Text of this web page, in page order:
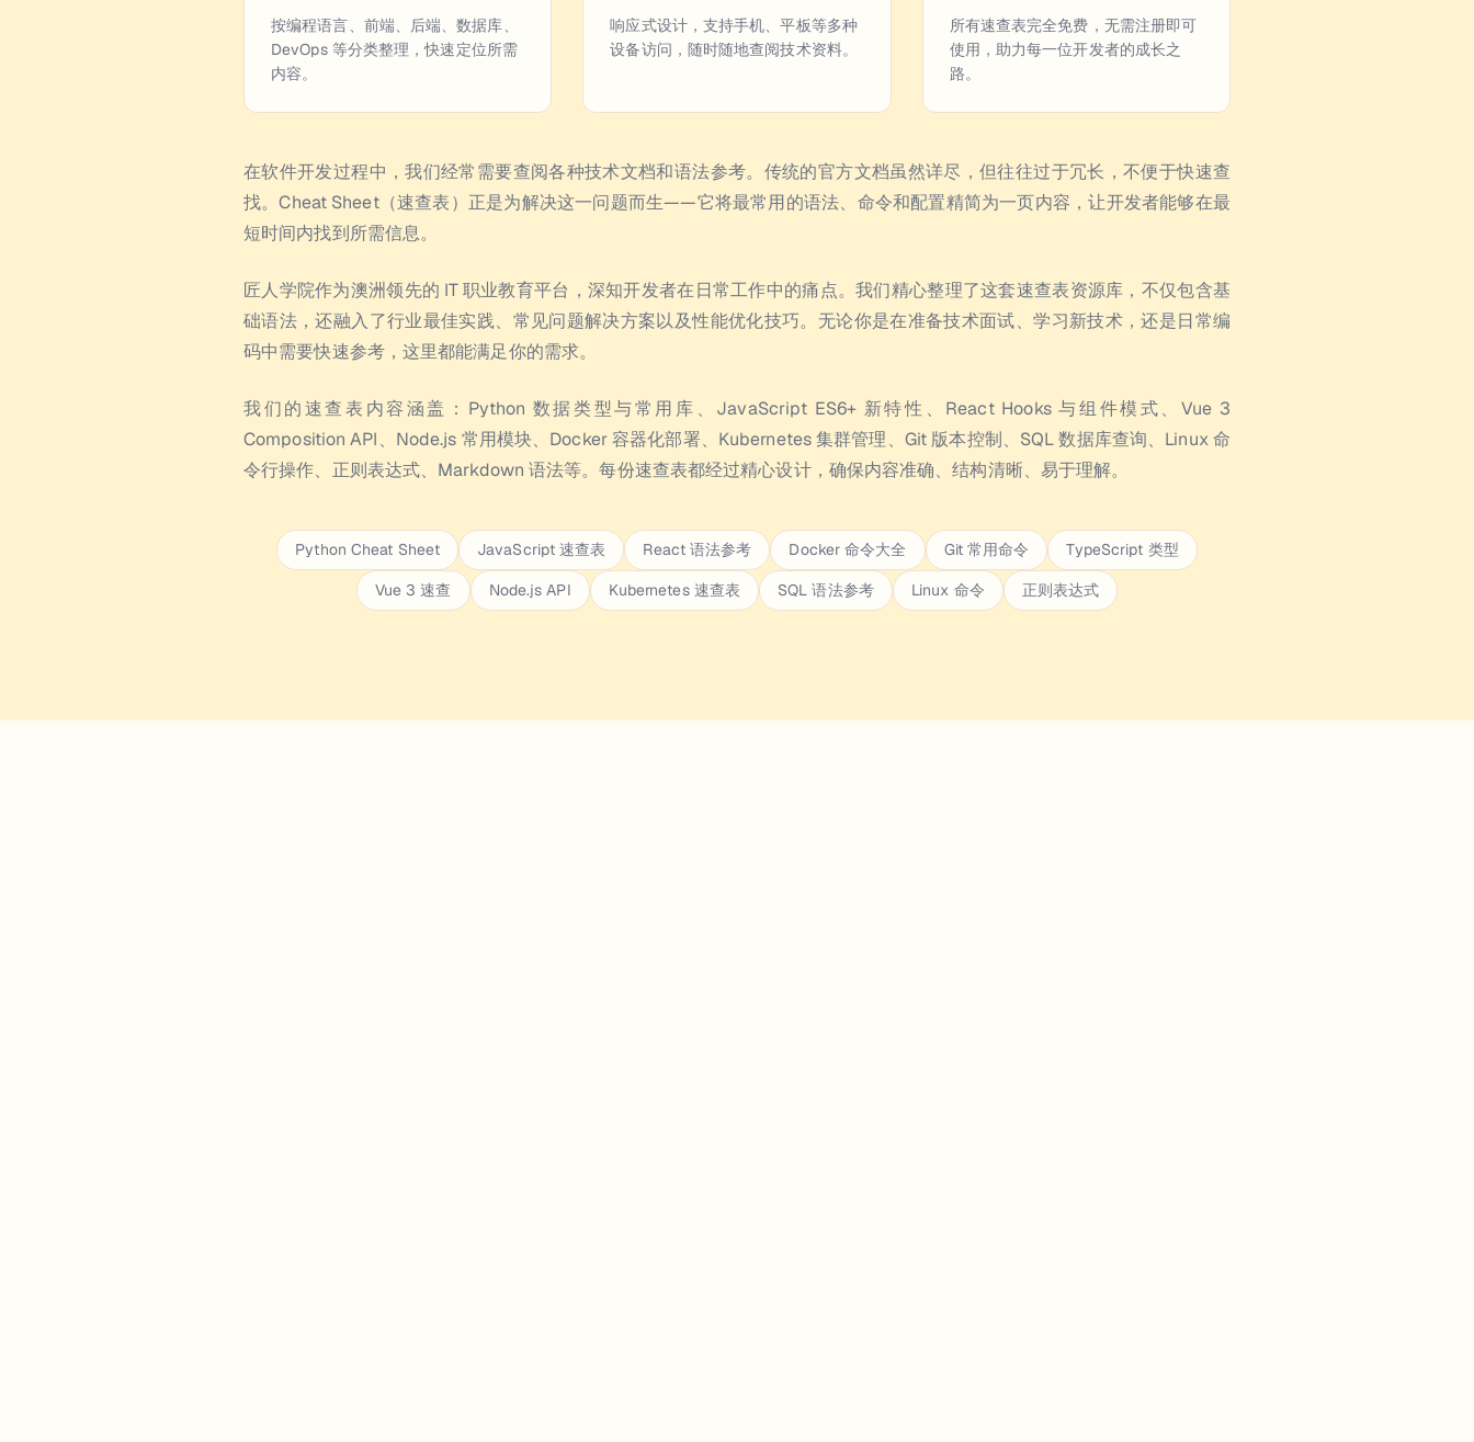
按编程语言、前端、后端、数据库、
DevOps 等分类整理，快速定位所需
内容。
响应式设计，支持手机、平板等多种
设备访问，随时随地查阅技术资料。
所有速查表完全免费，无需注册即可
使用，助力每一位开发者的成长之
路。
在软件开发过程中，我们经常需要查阅各种技术文档和语法参考。传统的官方文档虽然详尽，但往往过于冗长，不便于快速查
找。Cheat Sheet（速查表）正是为解决这一问题而生——它将最常用的语法、命令和配置精简为一页内容，让开发者能够在最
短时间内找到所需信息。
匠人学院作为澳洲领先的 IT 职业教育平台，深知开发者在日常工作中的痛点。我们精心整理了这套速查表资源库，不仅包含基
础语法，还融入了行业最佳实践、常见问题解决方案以及性能优化技巧。无论你是在准备技术面试、学习新技术，还是日常编
码中需要快速参考，这里都能满足你的需求。
我们的速查表内容涵盖：Python 数据类型与常用库、JavaScript ES6+ 新特性、React Hooks 与组件模式、Vue 3
Composition API、Node.js 常用模块、Docker 容器化部署、Kubernetes 集群管理、Git 版本控制、SQL 数据库查询、Linux 命
令行操作、正则表达式、Markdown 语法等。每份速查表都经过精心设计，确保内容准确、结构清晰、易于理解。
Python Cheat Sheet JavaScript 速查表 React 语法参考 Docker 命令大全 Git 常用命令 TypeScript 类型
Vue 3 速查 Node.js API Kubernetes 速查表 SQL 语法参考 Linux 命令 正则表达式